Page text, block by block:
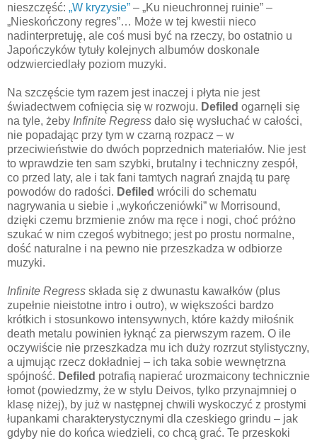
nieszczęść: „W kryzysie” – „Ku nieuchronnej ruinie” –
„Nieskończony regres”… Może w tej kwestii nieco
nadinterpretuję, ale coś musi być na rzeczy, bo ostatnio u
Japończyków tytuły kolejnych albumów doskonale
odzwierciedlały poziom muzyki.
Na szczęście tym razem jest inaczej i płyta nie jest
świadectwem cofnięcia się w rozwoju. Defiled ogarnęli się
na tyle, żeby Infinite Regress dało się wysłuchać w całości,
nie popadając przy tym w czarną rozpacz – w
przeciwieństwie do dwóch poprzednich materiałów. Nie jest
to wprawdzie ten sam szybki, brutalny i techniczny zespół,
co przed laty, ale i tak fani tamtych nagrań znajdą tu parę
powodów do radości. Defiled wrócili do schematu
nagrywania u siebie i „wykończeniówki” w Morrisound,
dzięki czemu brzmienie znów ma ręce i nogi, choć próżno
szukać w nim czegoś wybitnego; jest po prostu normalne,
dość naturalne i na pewno nie przeszkadza w odbiorze
muzyki.
Infinite Regress składa się z dwunastu kawałków (plus
zupełnie nieistotne intro i outro), w większości bardzo
krótkich i stosunkowo intensywnych, które każdy miłośnik
death metalu powinien łyknąć za pierwszym razem. O ile
oczywiście nie przeszkadza mu ich duży rozrzut stylistyczny,
a ujmując rzecz dokładniej – ich taka sobie wewnętrzna
spójność. Defiled potrafią napierać urozmaicony technicznie
łomot (powiedzmy, że w stylu Deivos, tylko przynajmniej o
klasę niżej), by już w następnej chwili wyskoczyć z prostymi
łupankami charakterystycznymi dla czeskiego grindu – jak
gdyby nie do końca wiedzieli, co chcą grać. Te przeskoki